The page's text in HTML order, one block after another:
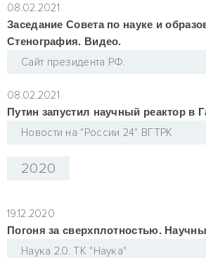
08.02.2021
Заседание Совета по науке и
Стенография. Видео.
Сайт президента РФ.
08.02.2021
Путин запустил научный реактор в
Новости на "России 24" ВГТРК
2020
19.12.2020
Погоня за сверхплотностью.
Наука 2.0. ТК "Наука"